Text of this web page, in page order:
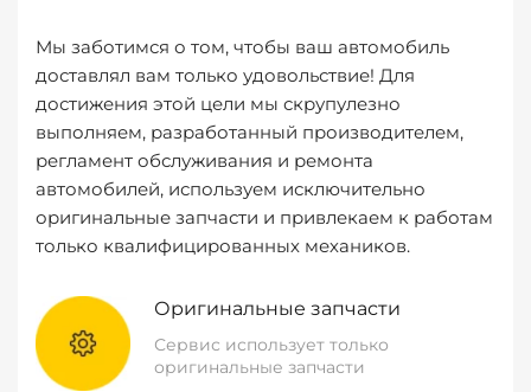
Мы заботимся о том, чтобы ваш автомобиль
доставлял вам только удовольствие! Для
достижения этой цели мы скрупулезно
выполняем, разработанный производителем,
регламент обслуживания и ремонта
автомобилей, используем исключительно
оригинальные запчасти и привлекаем к работам
только квалифицированных механиков.
Оригинальные запчасти
Сервис использует только
оригинальные запчасти